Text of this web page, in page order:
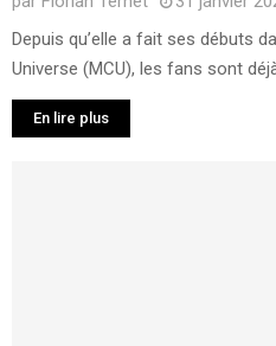
Depuis qu’elle a fait ses débuts
Universe (MCU), les fans sont
En lire plus